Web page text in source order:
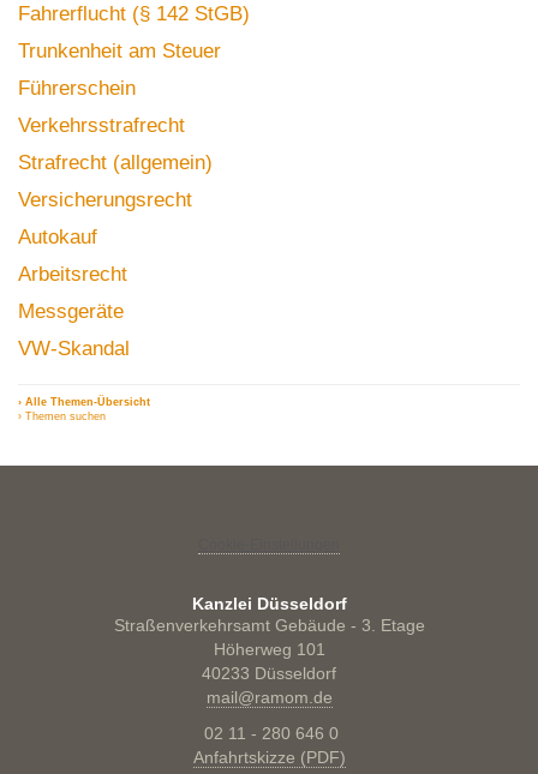
Fahrerflucht (§ 142 StGB)
Trunkenheit am Steuer
Führerschein
Verkehrsstrafrecht
Strafrecht (allgemein)
Versicherungsrecht
Autokauf
Arbeitsrecht
Messgeräte
VW-Skandal
› Alle Themen-Übersicht
› Themen suchen
Kanzlei Düsseldorf
Straßenverkehrsamt Gebäude - 3. Etage
Höherweg 101
40233 Düsseldorf
mail@ramom.de
02 11 - 280 646 0
Anfahrtskizze (PDF)